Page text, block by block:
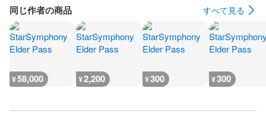
同じ作者の商品 すべて見る
¥58,000 ¥2,200 ¥300 ¥300